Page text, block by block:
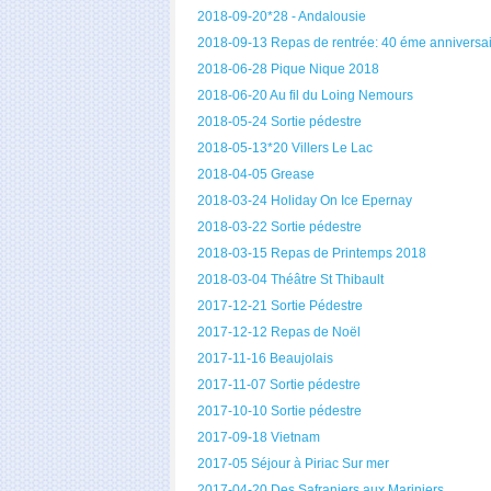
2018-09-20*28 - Andalousie
2018-09-13 Repas de rentrée: 40 éme
2018-06-28 Pique Nique 2018
2018-06-20 Au fil du Loing Nemours
2018-05-24 Sortie pédestre
2018-05-13*20 Villers Le Lac
2018-04-05 Grease
2018-03-24 Holiday On Ice Epernay
2018-03-22 Sortie pédestre
2018-03-15 Repas de Printemps 2018
2018-03-04 Théâtre St Thibault
2017-12-21 Sortie Pédestre
2017-12-12 Repas de Noël
2017-11-16 Beaujolais
2017-11-07 Sortie pédestre
2017-10-10 Sortie pédestre
2017-09-18 Vietnam
2017-05 Séjour à Piriac Sur mer